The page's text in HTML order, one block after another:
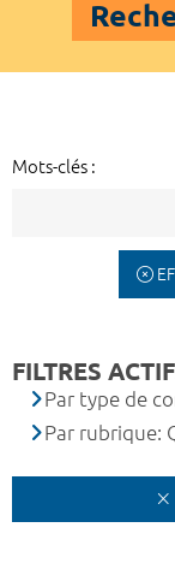
Mots-clés :
FILTRES
Par type de
Par rubrique: